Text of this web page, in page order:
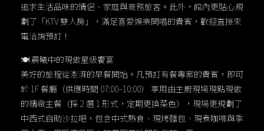
追求生活品味的情侶、家庭與商務旅客。此外，館內更貼心規
劃了「KTV 雙人房」，滿足喜愛娛樂開唱的貴賓，歡迎直接來
電洽詢預訂！
🍽 晨曦中的現做星級饗宴
美好的旅程從澎湃的早餐開始。凡預訂有餐專案的貴賓，即可
於 1F 餐廳（供應時間 07:00–10:00） 享用由主廚現場現點現做
的精緻主餐（採 2 選 1 形式，定期更換菜色），現場更規劃了
中西式自助沙拉吧，包含中式熱食、現烤麵包、現煮咖啡與季